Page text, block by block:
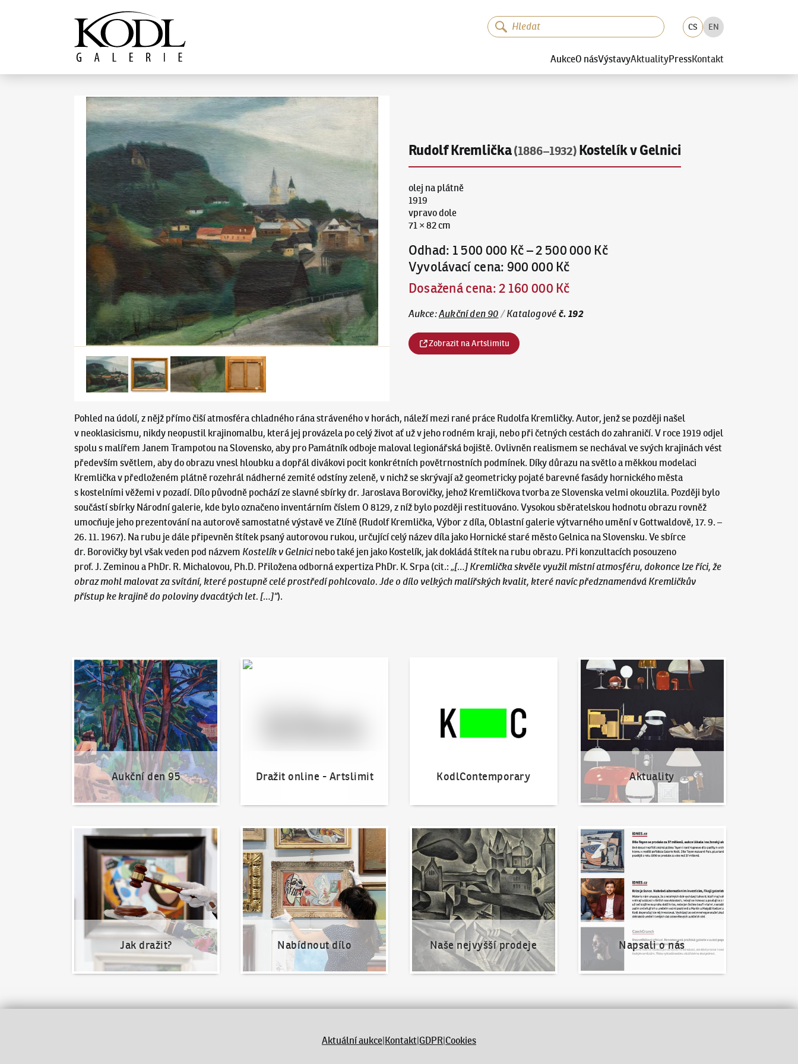
Galerie KODL
CS EN
AukceO násVýstavyAktualityPressKontakt
Rudolf Kremlička(1886–1932) Kostelík v Gelnici
olej na plátně
1919
vpravo dole
71 × 82 cm
Odhad: 1 500 000 Kč–2 500 000 Kč
Vyvolávací cena: 900 000 Kč
Dosažená cena:2 160 000 Kč
Aukce:Aukční den 90 /Katalogové č.192
Zobrazit na Artslimitu
Pohled na údolí, z nějž přímo čiší atmosféra chladného rána stráveného v horách, náleží mezi rané práce Rudolfa Kremličky. Autor, jenž se později našel
v neoklasicismu, nikdy neopustil krajinomalbu, která jej provázela po celý život ať už v jeho rodném kraji, nebo při četných cestách do zahraničí. V roce 1919 odjel
spolu s malířem Janem Trampotou na Slovensko, aby pro Památník odboje maloval legionářská bojiště. Ovlivněn realismem se nechával ve svých krajinách vést
především světlem, aby do obrazu vnesl hloubku a dopřál divákovi pocit konkrétních povětrnostních podmínek. Díky důrazu na světlo a měkkou modelaci
Kremlička v předloženém plátně rozehrál nádherné zemité odstíny zeleně, v nichž se skrývají až geometricky pojaté barevné fasády hornického města
s kostelními věžemi v pozadí. Dílo původně pochází ze slavné sbírky dr. Jaroslava Borovičky, jehož Kremličkova tvorba ze Slovenska velmi okouzlila. Později bylo
součástí sbírky Národní galerie, kde bylo označeno inventárním číslem O 8129, z níž bylo později restituováno. Vysokou sběratelskou hodnotu obrazu rovněž
umocňuje jeho prezentování na autorově samostatné výstavě ve Zlíně (Rudolf Kremlička, Výbor z díla, Oblastní galerie výtvarného umění v Gottwaldově, 17. 9. –
26. 11. 1967). Na rubu je dále připevněn štítek psaný autorovou rukou, určující celý název díla jako Hornické staré město Gelnica na Slovensku. Ve sbírce
dr. Borovičky byl však veden pod názvem Kostelík v Gelnicinebo také jen jako Kostelík, jak dokládá štítek na rubu obrazu. Při konzultacích posouzeno
prof. J. Zeminou a PhDr. R. Michalovou, Ph.D. Přiložena odborná expertiza PhDr. K. Srpa (cit.:„[…] Kremlička skvěle využil místní atmosféru, dokonce lze říci, že
obraz mohl malovat za svítání, které postupně celé prostředí pohlcovalo. Jde o dílo velkých malířských kvalit, které navíc předznamenává Kremličkův
přístup ke krajině do poloviny dvacátých let. […]“).
Aukční den 95
Aukční den 95
Dražit online - Artslimit
Dražit online - Artslimit
KodlContemporary Aktuality
Aktuality
Jak dražit?
Jak dražit?
Nabídnout dílo
Nabídnout dílo
Naše nejvyšší prodeje
Naše nejvyšší prodeje
Napsali o nás
Napsali o nás
Aktuální aukce|Kontakt|GDPR|Cookies